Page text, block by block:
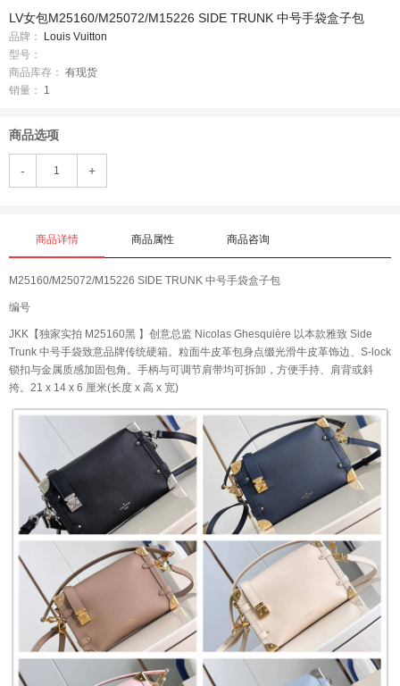
LV女包M25160/M25072/M15226 SIDE TRUNK 中号手袋盒子包
品牌：
Louis Vuitton
型号：
商品库存： 有现货
销量：
1
商品选项
- +
商品详情 商品属性 商品咨询
M25160/M25072/M15226 SIDE TRUNK 中号手袋盒子包
编号
JKK【独家实拍 M25160黑 】创意总监 Nicolas Ghesquière 以本款雅致 Side
Trunk 中号手袋致意品牌传统硬箱。粒面牛皮革包身点缀光滑牛皮革饰边、S-lock
锁扣与金属质感加固包角。手柄与可调节肩带均可拆卸，方便手持、肩背或斜
挎。21 x 14 x 6 厘米(长度 x 高 x 宽)